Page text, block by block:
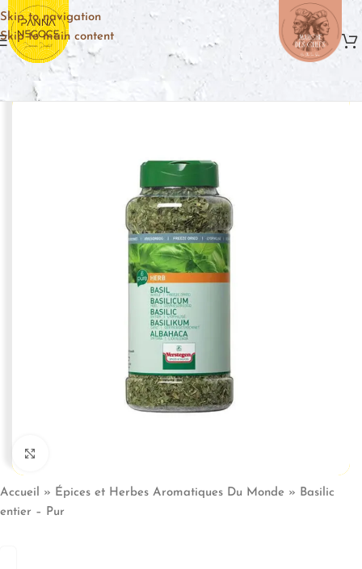
Skip to navigation
Skip to main content
Accueil » Épices et Herbes Aromatiques Du Monde » Basilic
entier – Pur